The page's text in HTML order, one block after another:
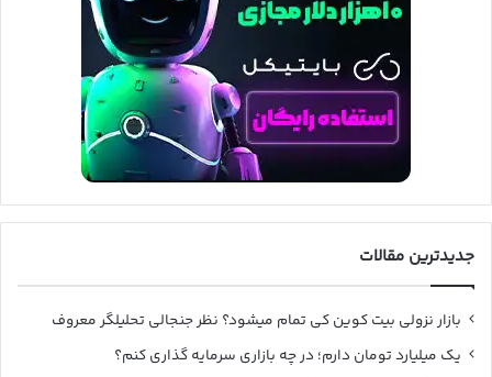
جدیدترین مقالات
بازار نزولی بیت کوین کی تمام میشود؟ نظر جنجالی تحلیلگر معروف
یک میلیارد تومان دارم؛ در چه بازاری سرمایه گذاری کنم؟